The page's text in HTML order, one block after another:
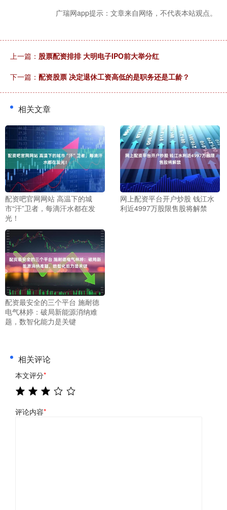
广瑞网app提示：文章来自网络，不代表本站观点。
上一篇： 股票配资排排 大明电子IPO前大举分红
下一篇： 配资股票 决定退休工资高低的是职务还是工龄？
相关文章
配资吧官网网站 高温下的城
市“汗”卫者，每滴汗水都在发
光！
网上配资平台开户炒股 钱江水
利近4997万股限售股将解禁
配资最安全的三个平台 施耐德
电气林婷：破局新能源消纳难
题，数智化能力是关键
相关评论
本文评分*
评论内容*